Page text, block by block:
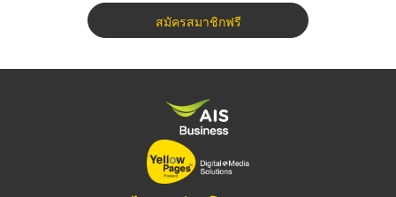
สมัครสมาชิกฟรี